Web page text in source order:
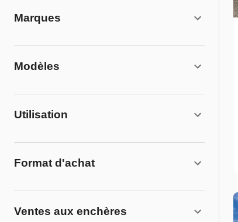
Marques
Modèles
Utilisation
Format d'achat
Ventes aux enchères